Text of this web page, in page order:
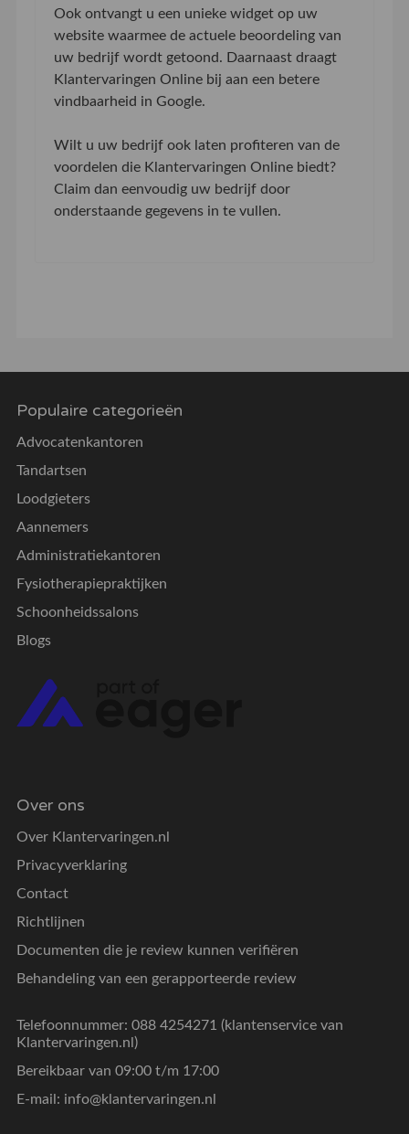
Ook ontvangt u een unieke widget op uw
website waarmee de actuele beoordeling van
uw bedrijf wordt getoond. Daarnaast draagt
Klantervaringen Online bij aan een betere
vindbaarheid in Google.
Wilt u uw bedrijf ook laten profiteren van de
voordelen die Klantervaringen Online biedt?
Claim dan eenvoudig uw bedrijf door
onderstaande gegevens in te vullen.
Populaire categorieën
Advocatenkantoren
Tandartsen
Loodgieters
Aannemers
Administratiekantoren
Fysiotherapiepraktijken
Schoonheidssalons
Blogs
Over ons
Over Klantervaringen.nl
Privacyverklaring
Contact
Richtlijnen
Documenten die je review kunnen verifiëren
Behandeling van een gerapporteerde review
Telefoonnummer: 088 4254271 (klantenservice van
Klantervaringen.nl)
Bereikbaar van 09:00 t/m 17:00
E-mail: info@klantervaringen.nl